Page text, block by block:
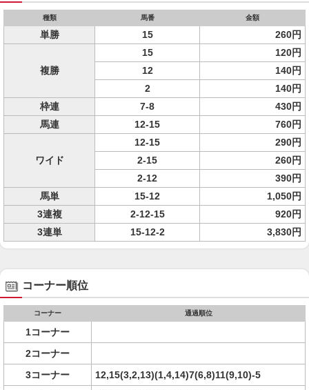
種類 馬番 金額
単勝 15 260円
複勝
15
120円
12
140円
2
140円
枠連
7-8
430円
馬連
12-15 760円
ワイド
12-15
290円
2-15
260円
2-12
390円
馬単
15-12
1,050円
3連複
2-12-15
920円
3連単
15-12-2 3,830円
コーナー順位
コーナー 通過順位
1コーナー
2コーナー
3コーナー
12,15(3,2,13)(1,4,14)7(6,8)11(9,10)-5